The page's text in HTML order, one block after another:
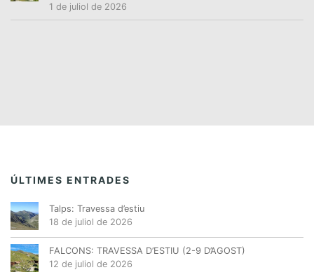
1 de juliol de 2026
ÚLTIMES ENTRADES
Talps: Travessa d’estiu
18 de juliol de 2026
FALCONS: TRAVESSA D’ESTIU (2-9 D’AGOST)
12 de juliol de 2026